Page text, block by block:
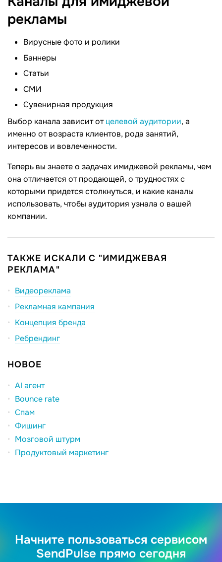
рекламы
Вирусные фото и ролики
Баннеры
Статьи
СМИ
Сувенирная продукция
Выбор канала зависит отцелевой аудитории, а
именно от возраста клиентов, рода занятий,
интересов и вовлеченности.
Теперь вы знаете о задачах имиджевой рекламы, чем
она отличается от продающей, о трудностях с
которыми придется столкнуться, и какие каналы
использовать, чтобы аудитория узнала о вашей
компании.
ТАКЖЕ ИСКАЛИ С "ИМИДЖЕВАЯ
РЕКЛАМА"
Видеореклама
Рекламная кампания
Концепция бренда
Ребрендинг
НОВОЕ
AI агент
Bounce rate
Спам
Фишинг
Мозговой штурм
Продуктовый маркетинг
Начните пользоваться сервисом
SendPulse прямо сегодня